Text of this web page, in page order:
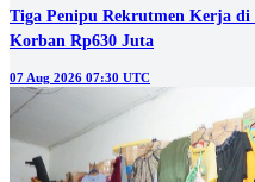
Tiga Penipu Rekrutmen Kerja
Korban Rp630 Juta
07 Aug 2026 07:30 UTC